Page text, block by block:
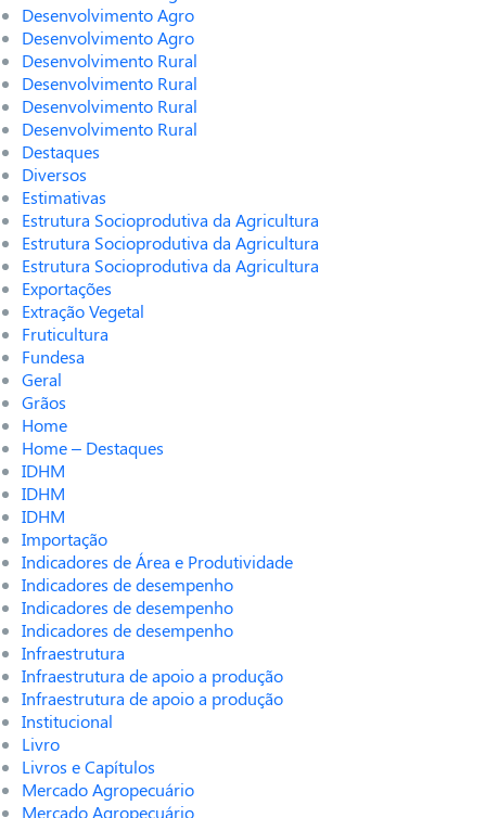
Desenvolvimento Agro
Desenvolvimento Agro
Desenvolvimento Rural
Desenvolvimento Rural
Desenvolvimento Rural
Desenvolvimento Rural
Destaques
Diversos
Estimativas
Estrutura Socioprodutiva da Agricultura
Estrutura Socioprodutiva da Agricultura
Estrutura Socioprodutiva da Agricultura
Exportações
Extração Vegetal
Fruticultura
Fundesa
Geral
Grãos
Home
Home – Destaques
IDHM
IDHM
IDHM
Importação
Indicadores de Área e Produtividade
Indicadores de desempenho
Indicadores de desempenho
Indicadores de desempenho
Infraestrutura
Infraestrutura de apoio a produção
Infraestrutura de apoio a produção
Institucional
Livro
Livros e Capítulos
Mercado Agropecuário
Mercado Agropecuário